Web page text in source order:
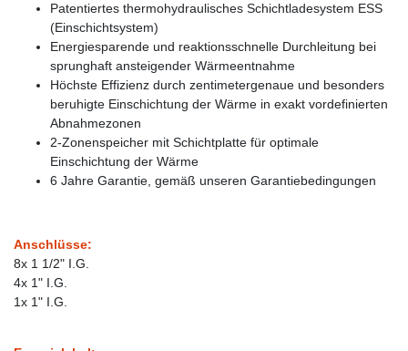
Patentiertes thermohydraulisches Schichtladesystem ESS
(Einschichtsystem)
Energiesparende und reaktionsschnelle Durchleitung bei
sprunghaft ansteigender Wärmeentnahme
Höchste Effizienz durch zentimetergenaue und besonders
beruhigte Einschichtung der Wärme in exakt vordefinierten
Abnahmezonen
2-Zonenspeicher mit Schichtplatte für optimale
Einschichtung der Wärme
6 Jahre Garantie, gemäß unseren Garantiebedingungen
Anschlüsse:
8x 1 1/2" I.G.
4x 1" I.G.
1x 1" I.G.